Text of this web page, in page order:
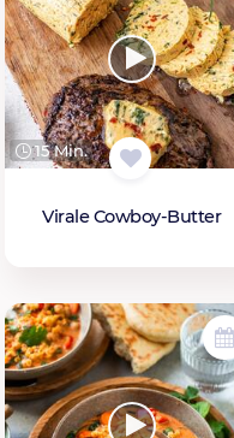
15 Min.
Virale Cowboy-Butter